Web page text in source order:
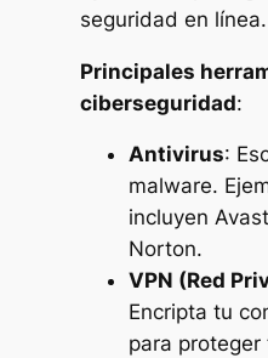
seguridad en línea.
Principales
ciberseguridad:
Antivirus:
malware.
incluyen
Norton.
VPN (Red
Encripta tu
para